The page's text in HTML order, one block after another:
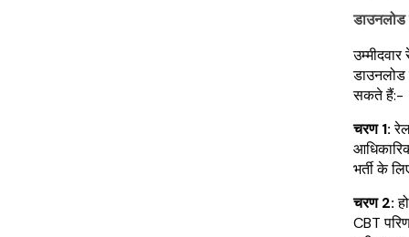
डाउनलोड
सकते हैं:-
चरण 1:
भर्ती के
चरण 2:
CBT